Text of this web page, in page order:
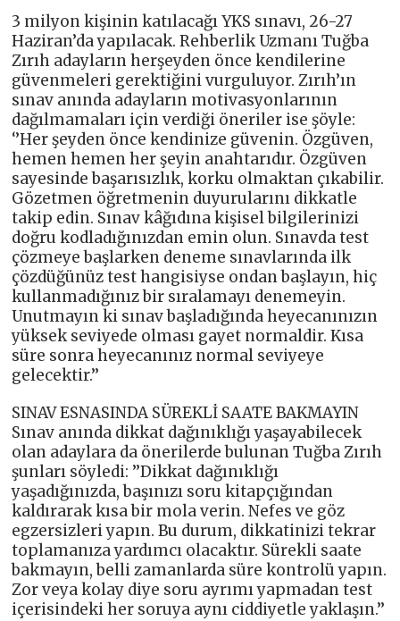
3 milyon kişinin katılacağı YKS sınavı, 26-27
Haziran’da yapılacak. Rehberlik Uzmanı Tuğba
Zırıh adayların herşeyden önce kendilerine
güvenmeleri gerektiğini vurguluyor. Zırıh’ın
sınav anında adayların motivasyonlarının
dağılmamaları için verdiği öneriler ise şöyle:
‘’Her şeyden önce kendinize güvenin. Özgüven,
hemen hemen her şeyin anahtarıdır. Özgüven
sayesinde başarısızlık, korku olmaktan çıkabilir.
Gözetmen öğretmenin duyurularını dikkatle
takip edin. Sınav kâğıdına kişisel bilgilerinizi
doğru kodladığınızdan emin olun. Sınavda test
çözmeye başlarken deneme sınavlarında ilk
çözdüğünüz test hangisiyse ondan başlayın, hiç
kullanmadığınız bir sıralamayı denemeyin.
Unutmayın ki sınav başladığında heyecanınızın
yüksek seviyede olması gayet normaldir. Kısa
süre sonra heyecanınız normal seviyeye
gelecektir.’’
SINAV ESNASINDA SÜREKLİ SAATE BAKMAYIN
Sınav anında dikkat dağınıklığı yaşayabilecek
olan adaylara da önerilerde bulunan Tuğba Zırıh
şunları söyledi: ’’Dikkat dağınıklığı
yaşadığınızda, başınızı soru kitapçığından
kaldırarak kısa bir mola verin. Nefes ve göz
egzersizleri yapın. Bu durum, dikkatinizi tekrar
toplamanıza yardımcı olacaktır. Sürekli saate
bakmayın, belli zamanlarda süre kontrolü yapın.
Zor veya kolay diye soru ayrımı yapmadan test
içerisindeki her soruya aynı ciddiyetle yaklaşın.’’